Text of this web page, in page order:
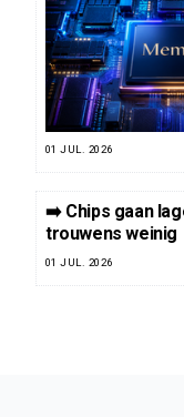
01 JUL. 2026
➡️ Chips gaan
trouwens weinig
01 JUL. 2026